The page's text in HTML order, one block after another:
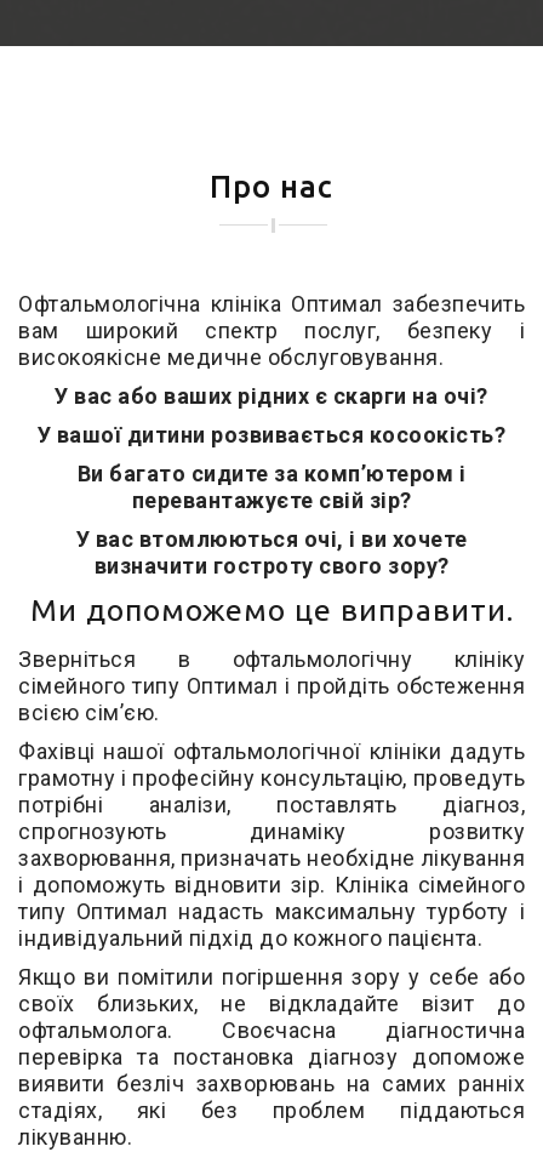
Про нас
Офтальмологічна клініка Оптимал забезпечить
вам широкий спектр послуг, безпеку і
високоякісне медичне обслуговування.
У вас або ваших рідних є скарги на очі?
У вашої дитини розвивається косоокість?
Ви багато сидите за комп’ютером і
перевантажуєте свій зір?
У вас втомлюються очі, і ви хочете
визначити гостроту свого зору?
Ми допоможемо це виправити.
Зверніться в офтальмологічну клініку
сімейного типу Оптимал і пройдіть обстеження
всією сім’єю.
Фахівці нашої офтальмологічної клініки дадуть
грамотну і професійну консультацію, проведуть
потрібні аналізи, поставлять діагноз,
спрогнозують динаміку розвитку
захворювання, призначать необхідне лікування
і допоможуть відновити зір. Клініка сімейного
типу Оптимал надасть максимальну турботу і
індивідуальний підхід до кожного пацієнта.
Якщо ви помітили погіршення зору у себе або
своїх близьких, не відкладайте візит до
офтальмолога. Своєчасна діагностична
перевірка та постановка діагнозу допоможе
виявити безліч захворювань на самих ранніх
стадіях, які без проблем піддаються
лікуванню.